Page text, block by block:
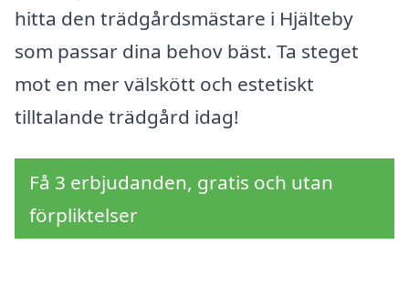
hitta den trädgårdsmästare i Hjälteby
som passar dina behov bäst. Ta steget
mot en mer välskött och estetiskt
tilltalande trädgård idag!
Få 3 erbjudanden, gratis och utan
förpliktelser